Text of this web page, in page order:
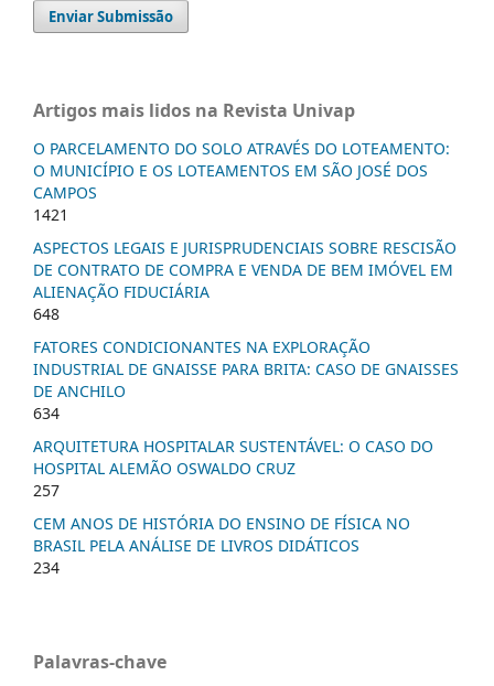
Enviar Submissão
Artigos mais lidos na Revista Univap
O PARCELAMENTO DO SOLO ATRAVÉS DO LOTEAMENTO:
O MUNICÍPIO E OS LOTEAMENTOS EM SÃO JOSÉ DOS
CAMPOS
1421
ASPECTOS LEGAIS E JURISPRUDENCIAIS SOBRE RESCISÃO
DE CONTRATO DE COMPRA E VENDA DE BEM IMÓVEL EM
ALIENAÇÃO FIDUCIÁRIA
648
FATORES CONDICIONANTES NA EXPLORAÇÃO
INDUSTRIAL DE GNAISSE PARA BRITA: CASO DE GNAISSES
DE ANCHILO
634
ARQUITETURA HOSPITALAR SUSTENTÁVEL: O CASO DO
HOSPITAL ALEMÃO OSWALDO CRUZ
257
CEM ANOS DE HISTÓRIA DO ENSINO DE FÍSICA NO
BRASIL PELA ANÁLISE DE LIVROS DIDÁTICOS
234
Palavras-chave